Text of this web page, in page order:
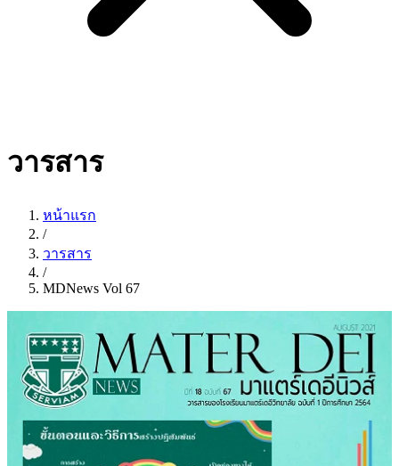
วารสาร
หน้าแรก
/
วารสาร
/
MDNews Vol 67